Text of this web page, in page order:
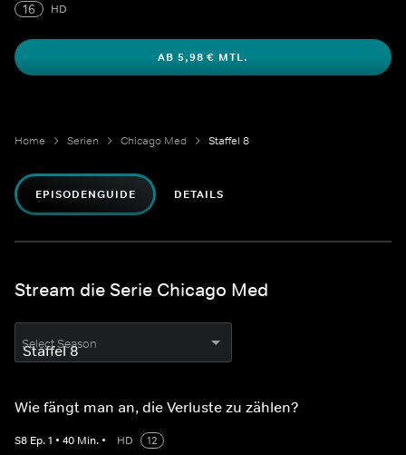
16 HD
AB 5,98 € MTL.
Home Serien Chicago Med Staffel 8
EPISODENGUIDE DETAILS
Stream die Serie Chicago Med
Select Season
Wie fängt man an, die Verluste zu zählen?
S8 Ep.1 • 40 Min. • HD
12